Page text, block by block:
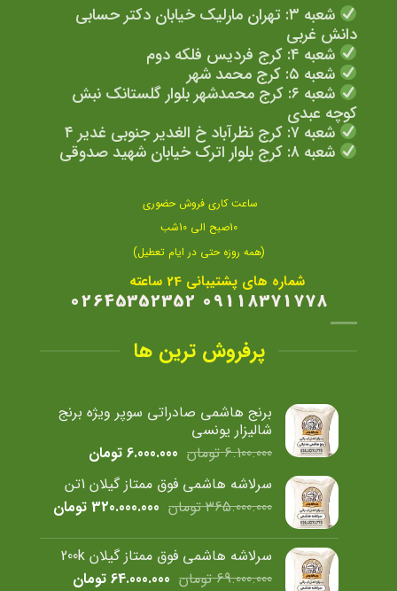
شعبه ۳: تهران مارلیک خیابان دکتر حسابی
دانش غربی
شعبه ۴: کرج فردیس فلکه دوم
شعبه ۵: کرج محمد شهر
شعبه ۶: کرج محمدشهر بلوار گلستانک نبش
کوچه عبدی
شعبه ۷: کرج نظرآباد خ الغدیر جنوبی غدیر ۴
شعبه ۸: کرج بلوار اترک خیابان شهید صدوقی
ساعت کاری فروش حضوری
10صبح الی 10شب
(همه روزه حتی در ایام تعطیل)
شماره های پشتیبانی 24 ساعته
09118371778 02645352352
پرفروش ترین ها
برنج هاشمی صادراتی سوپر ویژه برنج
شالیزار یونسی
6.100.000 تومان قیمت
6.100.000 تومان
بود.
6.000.000 تومانقیمت
است.
سرلاشه هاشمی فوق ممتاز گیلان 1تن
365.000.000 تومان قیمت
365.000.000 تومان
بود.
320.000.000 تومانقیمت
سرلاشه هاشمی فوق ممتاز گیلان 200k
69.000.000 تومان قیمت
64.000.000 تومانقیمت